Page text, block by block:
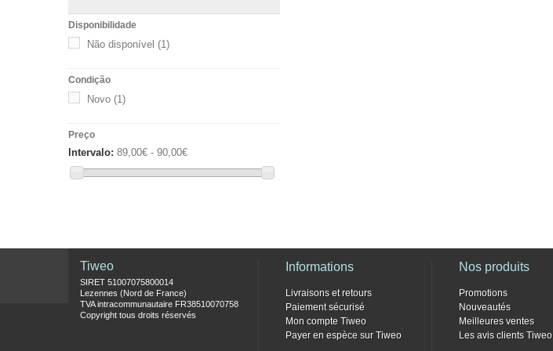
Disponibilidade
Não disponível (1)
Condição
Novo (1)
Preço
Intervalo: 89,00€ - 90,00€
Tiweo
SIRET 51007075800014
Lezennes (Nord de France)
TVA intracommunautaire FR38510070758
Copyright tous droits réservés
Informations
Livraisons et retours
Paiement sécurisé
Mon compte Tiweo
Payer en espèce sur Tiweo
Nos produits
Promotions
Nouveautés
Meilleures ventes
Les avis clients Tiweo